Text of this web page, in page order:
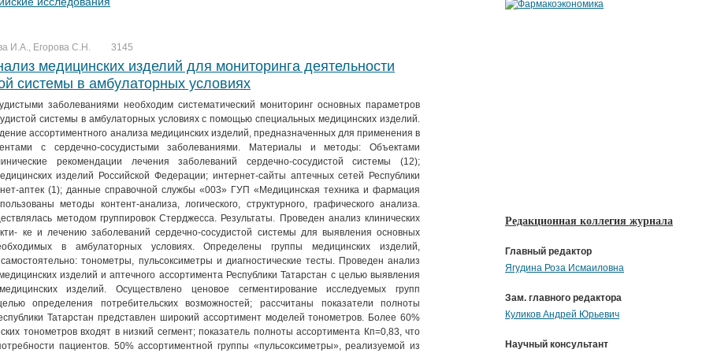
И.А., Егорова С.Н. 3145
медицинских изделий для мониторинга деятельности
системы в амбулаторных условиях
заболеваниями необходим систематический мониторинг основных параметров
системы в амбулаторных условиях с помощью специальных медицинских изделий.
ассортиментного анализа медицинских изделий, предназначенных для применения в
с сердечно-сосудистыми заболеваниями. Материалы и методы: Объектами
рекомендации лечения заболеваний сердечно-сосудистой системы (12);
изделий Российской Федерации; интернет-сайты аптечных сетей Республики
аптек (1); данные справочной службы «003» ГУП «Медицинская техника и фармация
методы контент-анализа, логического, структурного, графического анализа.
методом группировок Стерджесса. Результаты. Проведен анализ клинических
ке и лечению заболеваний сердечно-сосудистой системы для выявления основных
в амбулаторных условиях. Определены группы медицинских изделий,
тонометры, пульсоксиметры и диагностические тесты. Проведен анализ
изделий и аптечного ассортимента Республики Татарстан с целью выявления
изделий. Осуществлено ценовое сегментирование исследуемых групп
определения потребительских возможностей; рассчитаны показатели полноты
Татарстан представлен широкий ассортимент моделей тонометров. Более 60%
тонометров входят в низкий сегмент; показатель полноты ассортимента Кп=0,83, что
пациентов. 50% ассортиментной группы «пульсоксиметры», реализуемой из
Редакционная коллегия журнала
Главный редактор
Ягудина Роза Исмаиловна
Зам. главного редактора
Куликов Андрей Юрьевич
Научный консультант